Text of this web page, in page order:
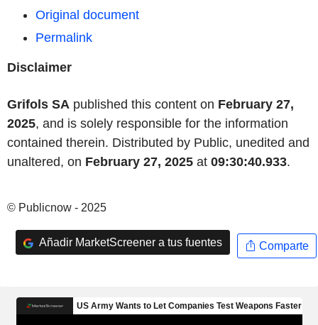
Original document
Permalink
Disclaimer
Grifols SA published this content on February 27,
2025, and is solely responsible for the information
contained therein. Distributed by Public, unedited and
unaltered, on February 27, 2025 at 09:30:40.933.
© Publicnow - 2025
Añadir MarketScreener a tus fuentes Comparte